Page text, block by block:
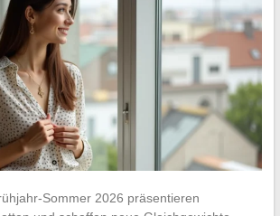
Sommer 2026 präsentieren